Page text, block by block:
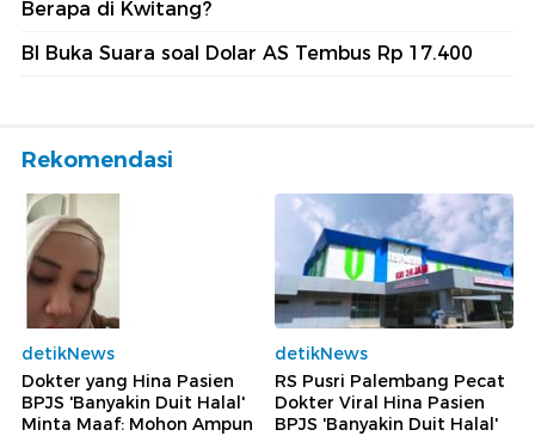
Berapa di Kwitang?
BI Buka Suara soal Dolar AS Tembus Rp 17.400
Rekomendasi
detikNews
Dokter yang Hina Pasien
BPJS 'Banyakin Duit Halal'
Minta Maaf: Mohon Ampun
detikNews
RS Pusri Palembang Pecat
Dokter Viral Hina Pasien
BPJS 'Banyakin Duit Halal'